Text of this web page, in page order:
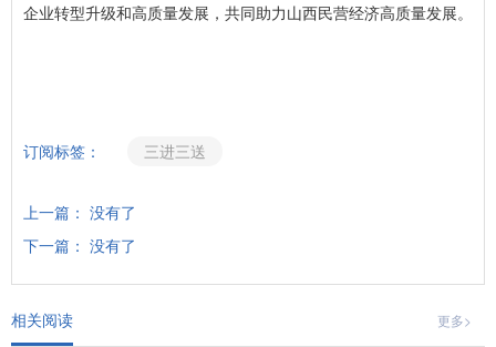
企业转型升级和高质量发展，共同助力山西民营经济高质量发展。
订阅标签： 三进三送
上一篇： 没有了
下一篇： 没有了
相关阅读 更多>